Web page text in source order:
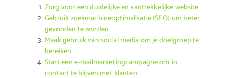
Zorg voor een duidelijke en aantrekkelijke website
Gebruik zoekmachineoptimalisatie (SEO) om beter
gevonden te worden
Maak gebruik van social media om je doelgroep te
bereiken
Start een e-mailmarketingcampagne om in
contact te blijven met klanten